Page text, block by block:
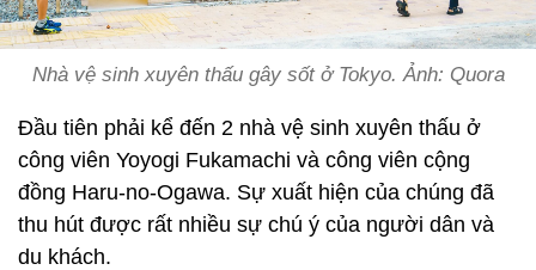
Nhà vệ sinh xuyên thấu gây sốt ở Tokyo. Ảnh: Quora
Đầu tiên phải kể đến 2 nhà vệ sinh xuyên thấu ở
công viên Yoyogi Fukamachi và công viên cộng
đồng Haru-no-Ogawa. Sự xuất hiện của chúng đã
thu hút được rất nhiều sự chú ý của người dân và
du khách.